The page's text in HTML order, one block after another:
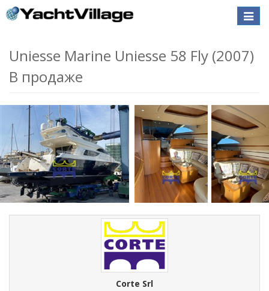
Toggle
Uniesse Marine Uniesse 58 Fly (2007)
В продаже
Corte Srl